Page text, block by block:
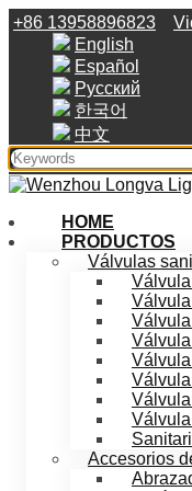
+86 13958896823
English
Español
Русский
한국어
中文
HOME
PRODUCTOS
Válvulas
Accesorios